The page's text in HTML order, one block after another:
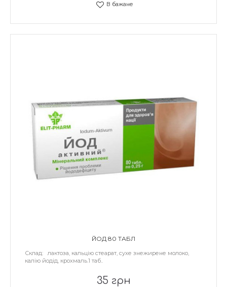
В бажане
ЙОД 80 ТАБЛ
Склад: лактоза, кальцію стеарат, сухе знежирене молоко,
калію йодід, крохмаль.1 таб..
35 грн